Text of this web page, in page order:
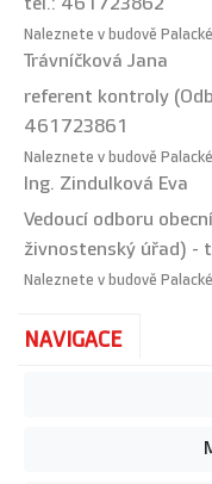
Naleznete v budově
Trávníčková Jana
referent kontroly
461723861
Naleznete v budově
Ing. Zindulková Eva
Vedoucí odboru
živnostenský úřad) -
Naleznete v budově
NAVIGACE